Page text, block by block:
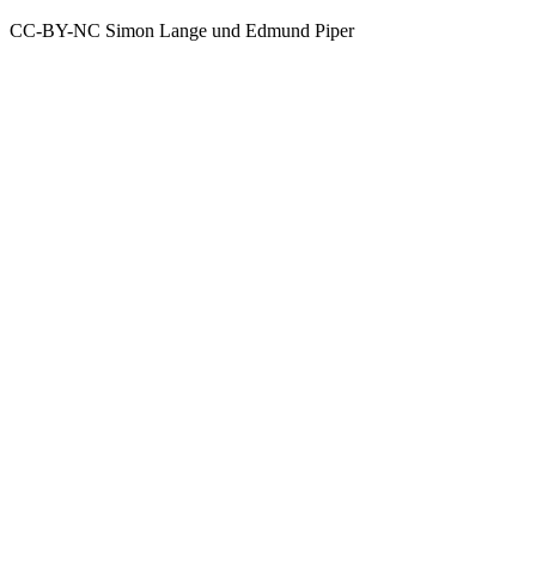
CC-BY-NC Simon Lange und Edmund Piper